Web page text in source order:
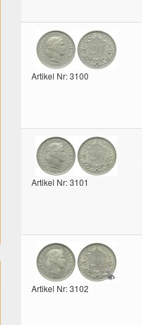
Artikel Nr: 3100
Artikel Nr: 3101
Artikel Nr: 3102